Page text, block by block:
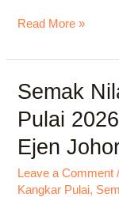
Read More »
Semak
Pulai
Ejen
Leave a Comment
Kangkar Pulai,
Semak
Rumah
Kangkar
Pulai
2026